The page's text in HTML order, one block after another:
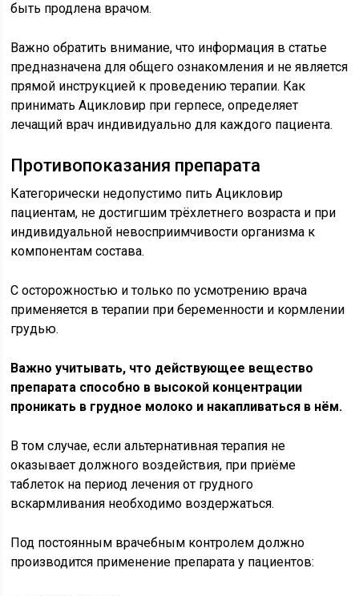
быть продлена врачом.
Важно обратить внимание, что информация в статье
предназначена для общего ознакомления и не является
прямой инструкцией к проведению терапии. Как
принимать Ацикловир при герпесе, определяет
лечащий врач индивидуально для каждого пациента.
Противопоказания препарата
Категорически недопустимо пить Ацикловир
пациентам, не достигшим трёхлетнего возраста и при
индивидуальной невосприимчивости организма к
компонентам состава.
С осторожностью и только по усмотрению врача
применяется в терапии при беременности и кормлении
грудью.
Важно учитывать, что действующее вещество
препарата способно в высокой концентрации
проникать в грудное молоко и накапливаться в нём.
В том случае, если альтернативная терапия не
оказывает должного воздействия, при приёме
таблеток на период лечения от грудного
вскармливания необходимо воздержаться.
Под постоянным врачебным контролем должно
производится применение препарата у пациентов: